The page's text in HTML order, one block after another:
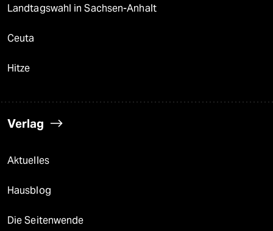
Landtagswahl in Sachsen-Anhalt
Ceuta
Hitze
Verlag
Aktuelles
Hausblog
Die Seitenwende